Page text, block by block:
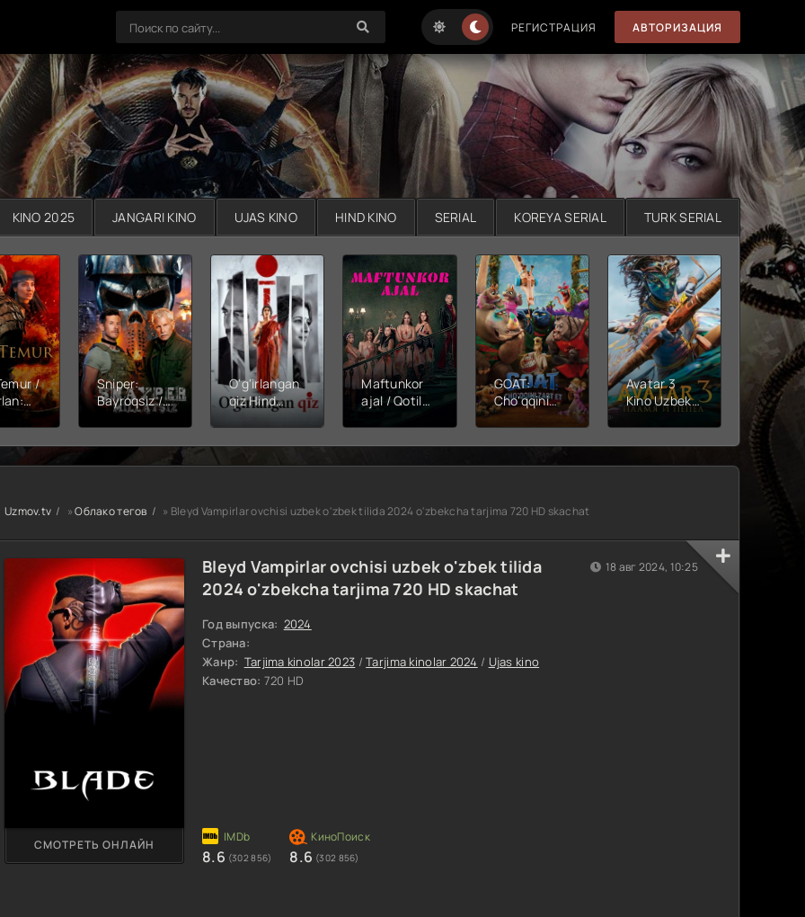
РЕГИСТРАЦИЯ АВТОРИЗАЦИЯ
KINO 2025 JANGARI KINO UJAS KINO HIND KINO SERIAL KOREYA SERIAL TURK SERIAL
/
filmi
kino
tas-
Sniper:
Bayroqsiz /
Snayper:
Bayroqsiz
snayper
Uzbek tilida
O'zbekcha
2026
tarjima kino
Full HD tas-
ix skachat
O'g'irlangan
qiz Hind
kinosi 2026
O'zbekcha
tarjima kino
Maftunkor
ajal / Qotil
tilida)
O'zbekcha
2026 HD
skachat
GOAT:
Cho'qqini
zabt et /
davrlarning
eng zo'ri
Uzbek tilida
2026
tarjima HD
Avatar 3
Kino Uzbek
tilida (2025)
tarjima kino
720p HD
Ujas
2026
tilida
Uzmov.tv »Облако тегов » Bleyd Vampirlar ovchisi uzbek o'zbek tilida 2024 o'zbekcha tarjima 720 HD skachat
Bleyd Vampirlar ovchisi uzbek o'zbek tilida
2024 o'zbekcha tarjima 720 HD skachat
Год выпуска: 2024
Страна:
Жанр: Tarjima kinolar 2023 /Tarjima kinolar 2024 / Ujas kino
Качество: 720 HD
СМОТРЕТЬ ОНЛАЙН
8.6 (302 856) 8.6 (302 856)
18 авг 2024, 10:25